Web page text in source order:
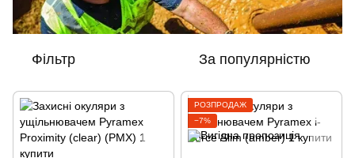
Фільтр За популярністю
РОЗПРОДАЖ
−7%